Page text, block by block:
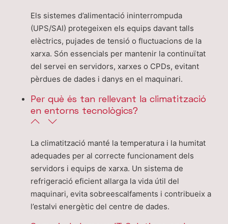
Els sistemes d’alimentació ininterrompuda
(UPS/SAI) protegeixen els equips davant talls
elèctrics, pujades de tensió o fluctuacions de la
xarxa. Són essencials per mantenir la continuïtat
del servei en servidors, xarxes o CPDs, evitant
pèrdues de dades i danys en el maquinari.
Per què és tan rellevant la climatització
en entorns tecnològics?
La climatització manté la temperatura i la humitat
adequades per al correcte funcionament dels
servidors i equips de xarxa. Un sistema de
refrigeració eficient allarga la vida útil del
maquinari, evita sobreescalfaments i contribueix a
l’estalvi energètic del centre de dades.